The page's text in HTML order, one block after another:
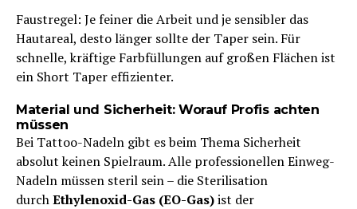
Faustregel: Je feiner die Arbeit und je sensibler das
Hautareal, desto länger sollte der Taper sein. Für
schnelle, kräftige Farbfüllungen auf großen Flächen ist
ein Short Taper effizienter.
Material und Sicherheit: Worauf Profis achten
müssen
Bei Tattoo-Nadeln gibt es beim Thema Sicherheit
absolut keinen Spielraum. Alle professionellen Einweg-
Nadeln müssen steril sein – die Sterilisation
durchEthylenoxid-Gas (EO-Gas)ist der